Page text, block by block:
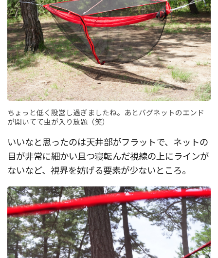
ちょっと低く設営し過ぎましたね。あとバグネットのエンド
が開いてて虫が入り放題（笑）
いいなと思ったのは天井部がフラットで、ネットの
目が非常に細かい且つ寝転んだ視線の上にラインが
ないなど、視界を妨げる要素が少ないところ。